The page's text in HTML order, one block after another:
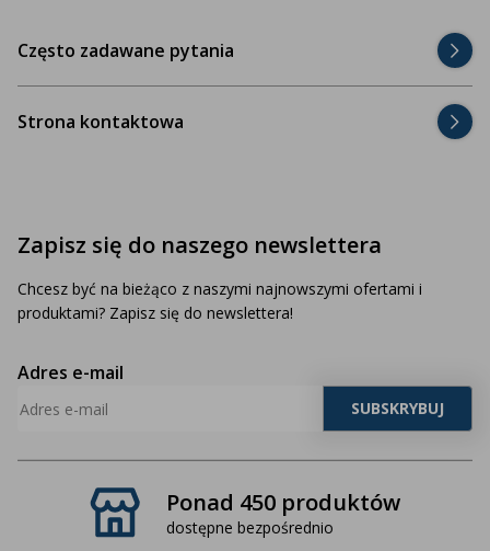
Ponad 450 produktów
dostępne bezpośrednio
Często zadawane pytania
Strona kontaktowa
Zapisz się do naszego newslettera
Chcesz być na bieżąco z naszymi najnowszymi ofertami i
produktami? Zapisz się do newslettera!
Adres e-mail